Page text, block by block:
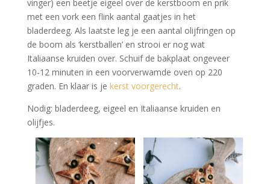
vinger) een beetje eigeel over de kerstboom en prik
met een vork een flink aantal gaatjes in het
bladerdeeg. Als laatste leg je een aantal olijfringen op
de boom als ‘kerstballen’ en strooi er nog wat
Italiaanse kruiden over. Schuif de bakplaat ongeveer
10-12 minuten in een voorverwamde oven op 220
graden. En klaar is je kerst voorgerecht.
Nodig: bladerdeeg, eigeel en Italiaanse kruiden en
olijfjes.